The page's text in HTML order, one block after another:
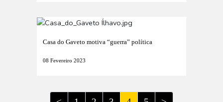
Casa do Gaveto motiva “guerra” política
08 Fevereiro 2023